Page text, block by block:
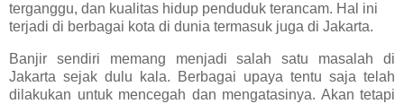
terganggu, dan kualitas hidup penduduk terancam. Hal ini
terjadi di berbagai kota di dunia termasuk juga di Jakarta.
Banjir sendiri memang menjadi salah satu masalah di
Jakarta sejak dulu kala. Berbagai upaya tentu saja telah
dilakukan untuk mencegah dan mengatasinya. Akan tetapi